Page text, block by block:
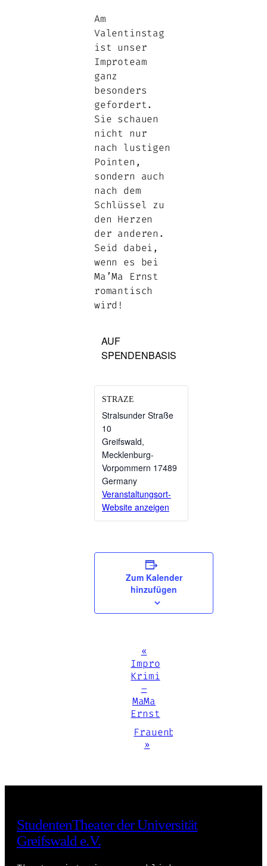
Am
Valentinstag
ist unser
Improteam
ganz
besonders
gefordert.
Sie schauen
nicht nur
nach lustigen
Pointen,
sondern auch
nach dem
Schlüssel zu
den Herzen
der anderen.
Seid dabei,
wenn es bei
Ma’Ma Ernst
romantisch
wird!
AUF
SPENDENBASIS
STRAZE
Stralsunder Straße
10
Greifswald,
Mecklenburg-
Vorpommern 17489
Germany
Veranstaltungsort-
Website anzeigen
Zum Kalender
hinzufügen
Veranstaltung-
Navigation
«
Impro
Krimi
–
MaMa
Ernst
Frauenbild(er)
»
StudentenTheater der Universität
Greifswald e.V.